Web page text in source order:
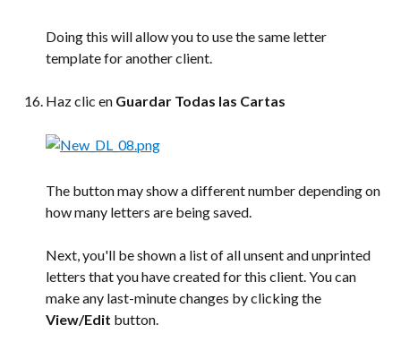
Doing this will allow you to use the same letter
template for another client.
Haz clic en Guardar Todas las Cartas
The button may show a different number depending on
how many letters are being saved.
Next, you'll be shown a list of all unsent and unprinted
letters that you have created for this client. You can
make any last-minute changes by clicking the
View/Edit button.